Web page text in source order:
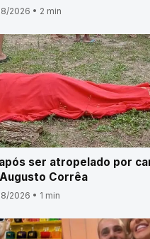
2026 • 2 min
ser atropelado por
Corrêa
2026 • 1 min